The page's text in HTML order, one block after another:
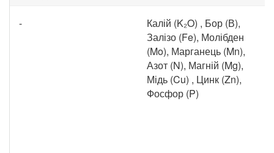
-
Калій (K₂O) , Бор (В),
Залізо (Fe), Молібден
(Mo), Марганець (Mn),
Азот (N), Магній (Mg),
Мідь (Cu) , Цинк (Zn),
Фосфор (P)